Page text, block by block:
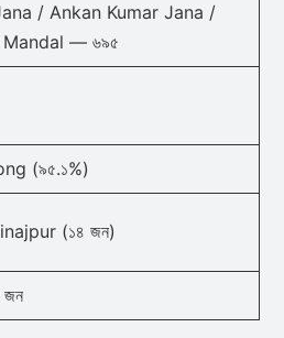
/ Ankan Kumar Jana /
— ৬৯৫
(৯৫.১%)
(১৪ জন)
জন